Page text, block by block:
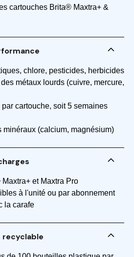
cartouches Brita® Maxtra+ &
chlore, pesticides, herbicides
métaux lourds (cuivre, mercure,
cartouche, soit 5 semaines
minéraux (calcium, magnésium)
et Maxtra Pro
à l'unité ou par abonnement
la carafe
recyclable